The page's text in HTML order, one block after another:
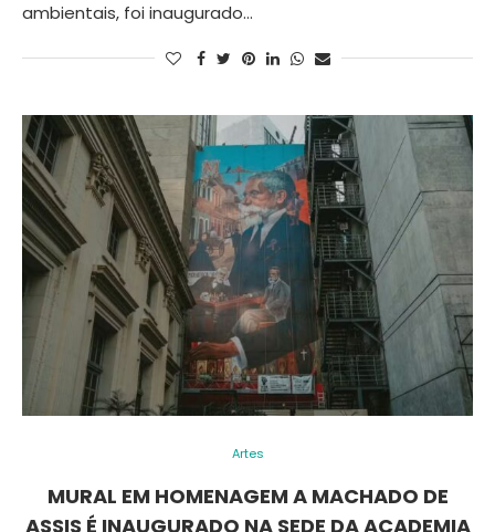
ambientais, foi inaugurado…
Artes
MURAL EM HOMENAGEM A MACHADO DE
ASSIS É INAUGURADO NA SEDE DA ACADEMIA